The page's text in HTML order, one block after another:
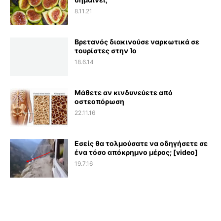
8.11.21
Βρετανός διακινούσε ναρκωτικά σε
τουρίστες στην Ίο
18.6.14
Μάθετε αν κινδυνεύετε από
οστεοπόρωση
22.11.16
Εσείς θα τολμούσατε να οδηγήσετε σε
ένα τόσο απόκρημνο μέρος; [video]
19.7.16